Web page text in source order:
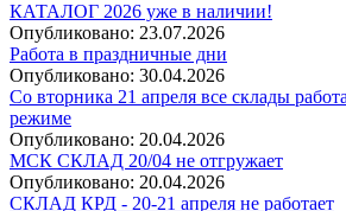
КАТАЛОГ 2026 уже в наличии!
Опубликовано: 23.07.2026
Работа в праздничные дни
Опубликовано: 30.04.2026
Со вторника 21 апреля все склады
режиме
Опубликовано: 20.04.2026
МСК СКЛАД 20/04 не отгружает
Опубликовано: 20.04.2026
СКЛАД КРД - 20-21 апреля не работает